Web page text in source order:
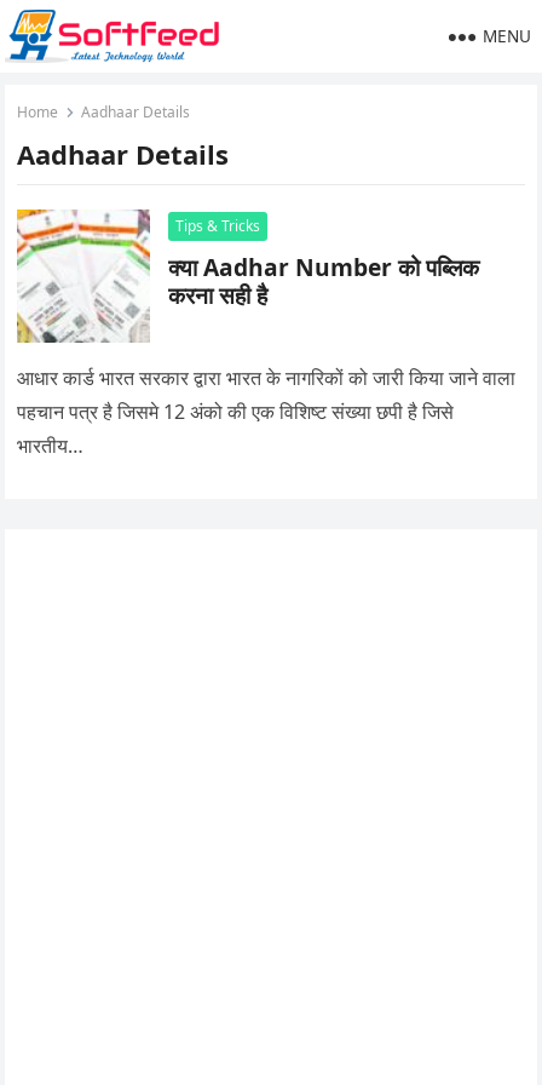
MENU
Home Aadhaar Details
Aadhaar Details
Tips & Tricks
क्या Aadhar Number को पब्लिक
करना सही है
आधार कार्ड भारत सरकार द्वारा भारत के नागरिकों को जारी किया जाने वाला
पहचान पत्र है जिसमे 12 अंको की एक विशिष्ट संख्या छपी है जिसे
भारतीय…